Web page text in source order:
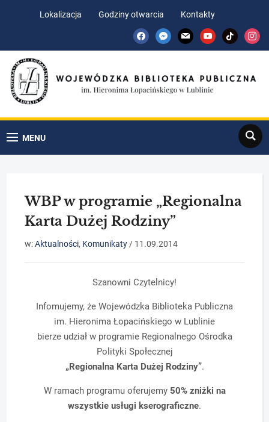
Lokalizacja Godziny otwarcia
Kontakty
facebookmessenger
mail youtubetiktok
MENU
Search
WBP w programie „Regionalna
Karta Dużej Rodziny”
w:Aktualności, Komunikaty / 11.09.2014
Szanowni Czytelnicy!
Infomujemy, że Wojewódzka Biblioteka Publiczna
im. Hieronima Łopacińskiego w Lublinie
bierze udział w programie Regionalnego Ośrodka
Polityki Społecznej
„Regionalna Karta Dużej Rodziny”.
W ramach programu oferujemy 50% zniżki na
wszystkie usługi kserograficzne.